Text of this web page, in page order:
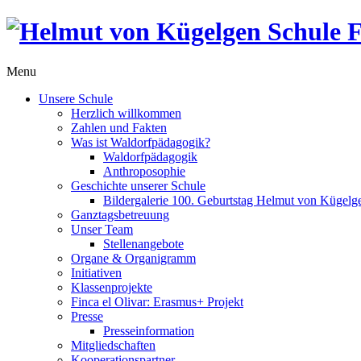
Menu
Unsere Schule
Herzlich willkommen
Zahlen und Fakten
Was ist Waldorfpädagogik?
Waldorfpädagogik
Anthroposophie
Geschichte unserer Schule
Bildergalerie 100. Geburtstag Helmut von
Ganztagsbetreuung
Unser Team
Stellenangebote
Organe & Organigramm
Initiativen
Klassenprojekte
Finca el Olivar: Erasmus+ Projekt
Presse
Presseinformation
Mitgliedschaften